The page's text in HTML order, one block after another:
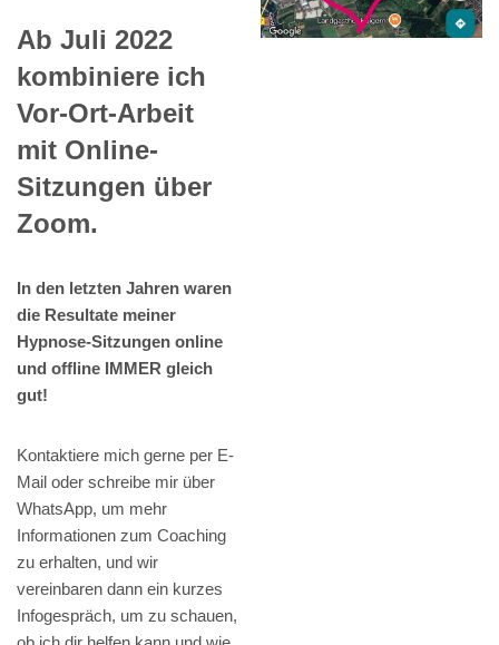
Ab Juli 2022
kombiniere ich
Vor-Ort-Arbeit
mit Online-
Sitzungen über
Zoom.
In den letzten Jahren waren
die Resultate meiner
Hypnose-Sitzungen online
und offline IMMER gleich
gut!
Kontaktiere mich gerne per E-
Mail oder schreibe mir über
WhatsApp, um mehr
Informationen zum Coaching
zu erhalten, und wir
vereinbaren dann ein kurzes
Infogespräch, um zu schauen,